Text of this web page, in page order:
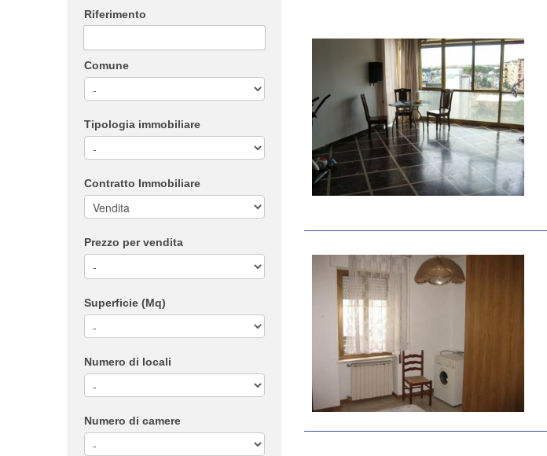
Riferimento
Comune
Tipologia immobiliare
Contratto Immobiliare
Prezzo per vendita
Superficie (Mq)
Numero di locali
Numero di camere